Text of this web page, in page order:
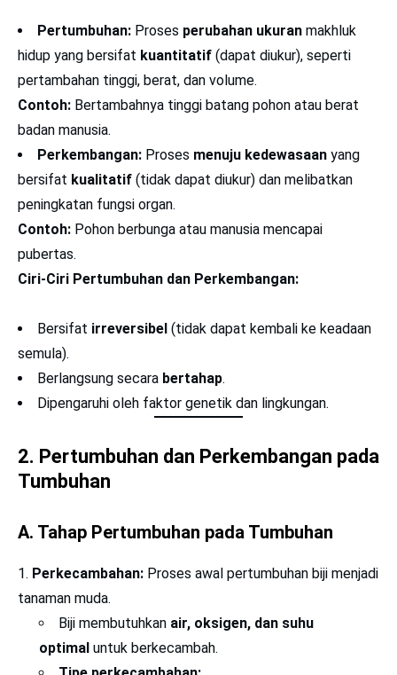
Pertumbuhan: Proses perubahan ukuran makhluk
hidup yang bersifat kuantitatif (dapat diukur), seperti
pertambahan tinggi, berat, dan volume.
Contoh: Bertambahnya tinggi batang pohon atau berat
badan manusia.
Perkembangan: Proses menuju kedewasaan yang
bersifat kualitatif (tidak dapat diukur) dan melibatkan
peningkatan fungsi organ.
Contoh: Pohon berbunga atau manusia mencapai
pubertas.
Ciri-Ciri Pertumbuhan dan Perkembangan:
Bersifat irreversibel (tidak dapat kembali ke keadaan
semula).
Berlangsung secara bertahap.
Dipengaruhi oleh faktor genetik dan lingkungan.
2. Pertumbuhan dan Perkembangan pada
Tumbuhan
A. Tahap Pertumbuhan pada Tumbuhan
Perkecambahan: Proses awal pertumbuhan biji menjadi
tanaman muda.
Biji membutuhkan air, oksigen, dan suhu
optimal untuk berkecambah.